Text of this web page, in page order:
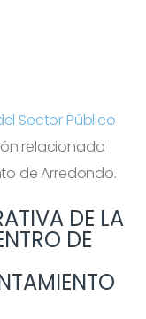
Sector Público
relacionada
de Arredondo.
DE LA
DE